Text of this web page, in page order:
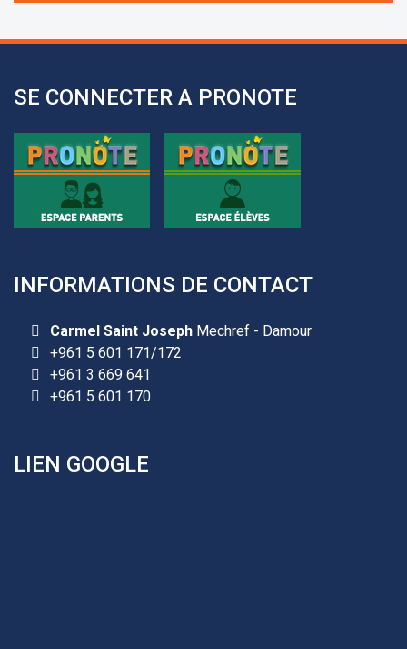
+961 25 601 172
Les demandes d'inscription pour l'année scolaire
l'établissement selon des rendez-vous fixés à
l’avance.
+961 25 601 171
+961 25 601 172
SE CONNECTER A PRONOTE
INFORMATIONS DE CONTACT
Carmel Saint Joseph Mechref - Damour
+961 5 601 171/172
+961 3 669 641
+961 5 601 170
LIEN GOOGLE